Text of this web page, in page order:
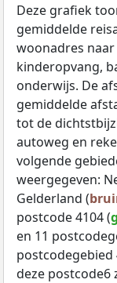
Deze grafiek
gemiddelde
woonadres
kinderopvang,
onderwijs. De
gemiddelde
tot de
autoweg en
volgende
weergegeven:
Gelderland (
postcode 4104 (
en 11
postcodegebied
deze postcode6